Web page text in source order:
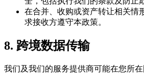
在合并、收购或资产转让相关
求接收方遵守本政策。
8. 跨境数据传输
我们及我们的服务提供商可能在您所